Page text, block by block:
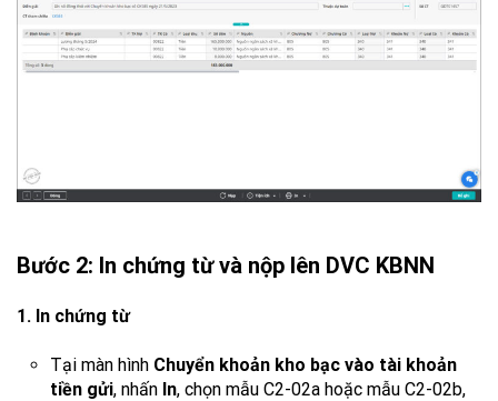
Bước 2: In chứng từ và nộp lên DVC KBNN
1. In chứng từ
Tại màn hình Chuyển khoản kho bạc vào tài khoản
tiền gửi, nhấn In, chọn mẫu C2-02a hoặc mẫu C2-02b,